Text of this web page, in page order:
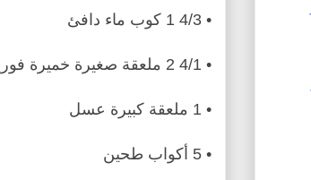
• 4/3 1 كوب ماء دافئ
• 4/1 2 ملعقة صغيرة خميرة فورية جافة
• 1 ملعقة كبيرة عسل
• 5 أكواب طحين